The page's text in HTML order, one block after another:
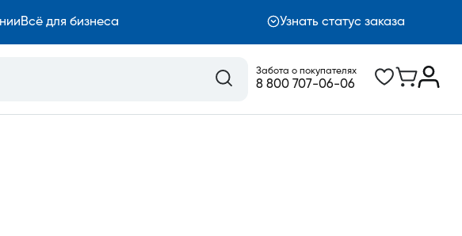
Всё для бизнеса Узнать статус заказа
Забота о покупателях
8 800 707-06-06